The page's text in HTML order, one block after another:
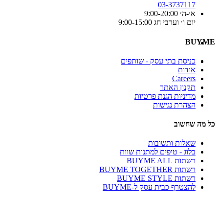
03-3737117
א׳-ה׳ 9:00-20:00
יום ו׳ וערבי חג 9:00-15:00
BUYME
כניסת בתי עסק - שותפים
אודות
Careers
תקנון האתר
מדיניות הגנת פרטיות
הצהרת נגישות
כל מה שחשוב
שאלות ותשובות
בלוג - טיפים למתנות שוות
רשתות BUYME ALL
רשתות BUYME TOGETHER
רשתות BUYME STYLE
להצטרף כבית עסק ל-BUYME